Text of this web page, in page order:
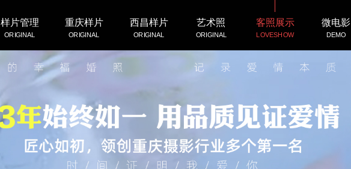
样片管理
ORIGINAL
重庆样片
ORIGINAL
西昌样片
ORIGINAL
艺术照
ORIGINAL
客照展示
LOVESHOW
微电影
DEMO
优惠活动
ACTIVITY
品牌介绍
BRAND
全球旅拍 艺术照风格